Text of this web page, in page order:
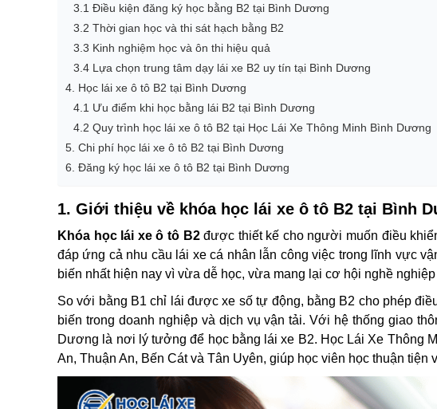
3.1 Điều kiện đăng ký học bằng B2 tại Bình Dương
3.2 Thời gian học và thi sát hạch bằng B2
3.3 Kinh nghiệm học và ôn thi hiệu quả
3.4 Lựa chọn trung tâm dạy lái xe B2 uy tín tại Bình Dương
4. Học lái xe ô tô B2 tại Bình Dương
4.1 Ưu điểm khi học bằng lái B2 tại Bình Dương
4.2 Quy trình học lái xe ô tô B2 tại Học Lái Xe Thông Minh Bình Dương
5. Chi phí học lái xe ô tô B2 tại Bình Dương
6. Đăng ký học lái xe ô tô B2 tại Bình Dương
1. Giới thiệu về khóa học lái xe ô tô B2 tại Bình
Khóa học lái xe ô tô B2được thiết kế cho người muốn điều
đáp ứng cả nhu cầu lái xe cá nhân lẫn công việc trong lĩnh vực
biến nhất hiện nay vì vừa dễ học, vừa mang lại cơ hội nghề
So với bằng B1 chỉ lái được xe số tự động, bằng B2 cho phép
biến trong doanh nghiệp và dịch vụ vận tải. Với hệ thống giao
Dương là nơi lý tưởng để học bằng lái xe B2. Học Lái Xe Thông
An, Thuận An, Bến Cát và Tân Uyên, giúp học viên học thuận tiện